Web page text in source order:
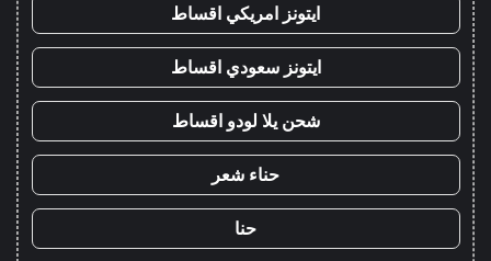
ايتونز امريكي اقساط
ايتونز سعودي اقساط
شحن يلا لودو اقساط
حناء شعر
حنا